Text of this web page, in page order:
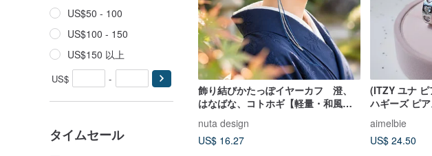
US$50 - 100
US$100 - 150
US$150 以上
US$ -
タイムセール
飾り結びかたっぽイヤーカフ 澄、
はなばな、コトホギ【軽量・和風紋
nuta design
US$ 16.27
(ITZY ユナ
ハギーズ ピ
aimelbie
US$ 24.50